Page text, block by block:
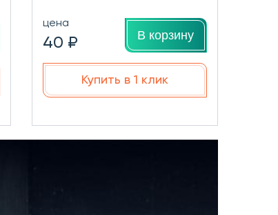
цена
40 ₽ В корзину
Купить в 1 клик